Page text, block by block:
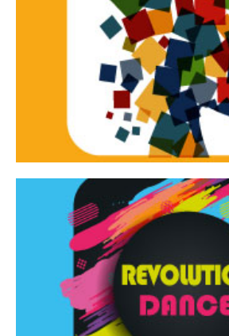
Tracce
Tracce Dinamiche è una
d’innovazione e
Continua
Revolution
Rassegna di danza